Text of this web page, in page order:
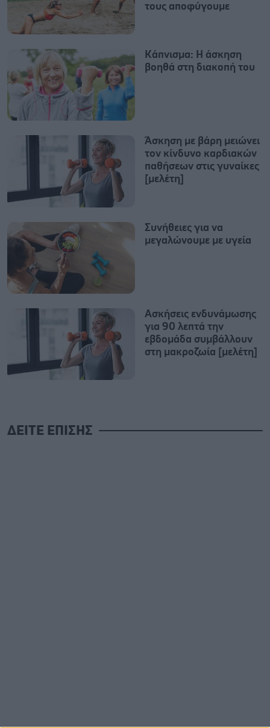
τους αποφύγουμε
Κάπνισμα: Η άσκηση
βοηθά στη διακοπή του
Άσκηση με βάρη μειώνει
τον κίνδυνο καρδιακών
παθήσεων στις γυναίκες
[μελέτη]
Συνήθειες για να
μεγαλώνουμε με υγεία
Ασκήσεις ενδυνάμωσης
για 90 λεπτά την
εβδομάδα συμβάλλουν
στη μακροζωία [μελέτη]
ΔΕΙΤΕ ΕΠΙΣΗΣ